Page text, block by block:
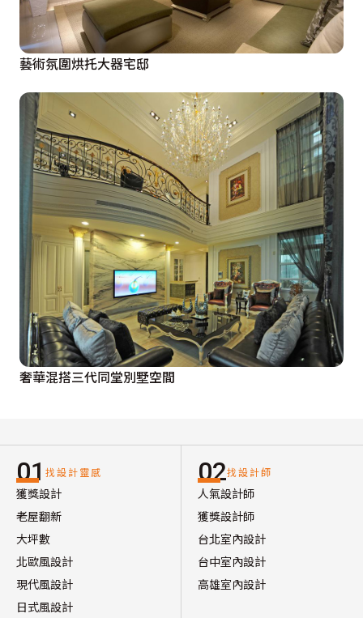
藝術氛圍烘托大器宅邸
奢華混搭三代同堂別墅空間
01 找設計靈感
獲獎設計
老屋翻新
大坪數
北歐風設計
現代風設計
日式風設計
02找設計師
人氣設計師
獲獎設計師
台北室內設計
台中室內設計
高雄室內設計